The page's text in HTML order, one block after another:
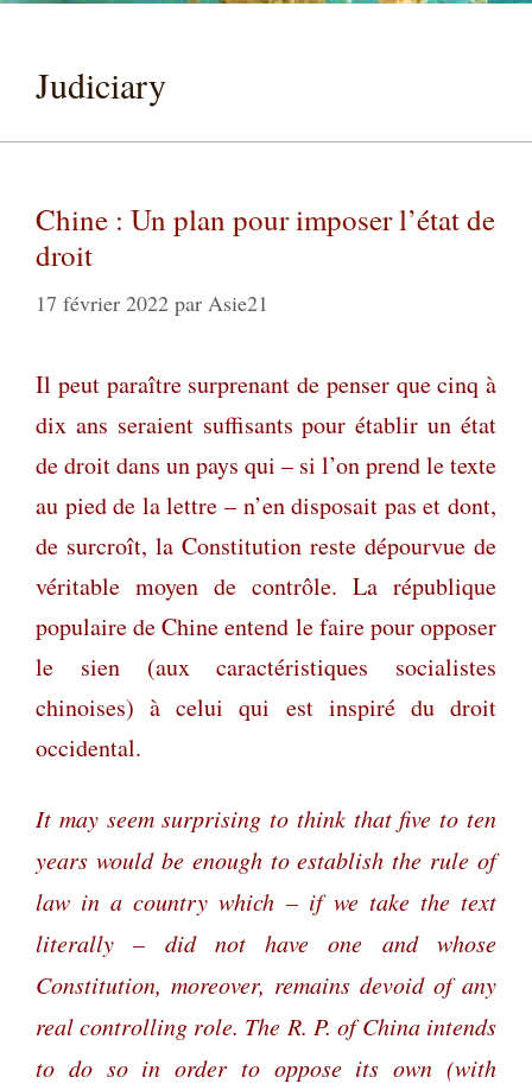
Judiciary
Chine : Un plan pour imposer l’état de
droit
17 février 2022 par Asie21
Il peut paraître surprenant de penser que cinq à
dix ans seraient suffisants pour établir un état
de droit dans un pays qui – si l’on prend le texte
au pied de la lettre – n’en disposait pas et dont,
de surcroît, la Constitution reste dépourvue de
véritable moyen de contrôle. La république
populaire de Chine entend le faire pour opposer
le sien (aux caractéristiques socialistes
chinoises) à celui qui est inspiré du droit
occidental.
It may seem surprising to think that five to ten
years would be enough to establish the rule of
law in a country which – if we take the text
literally – did not have one and whose
Constitution, moreover, remains devoid of any
real controlling role. The R. P. of China intends
to do so in order to oppose its own (with